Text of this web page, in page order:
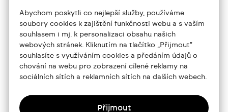
Abychom poskytli co nejlepší služby, používáme
soubory cookies k zajištění funkčnosti webu a s vaším
souhlasem i mj. k personalizaci obsahu našich
webových stránek. Kliknutím na tlačítko „Přijmout“
souhlasíte s využíváním cookies a předáním údajů o
chování na webu pro zobrazení cílené reklamy na
sociálních sítích a reklamních sítích na dalších webech.
Přijmout
Portfolio
O mně
Služby
Blog
Kontakt